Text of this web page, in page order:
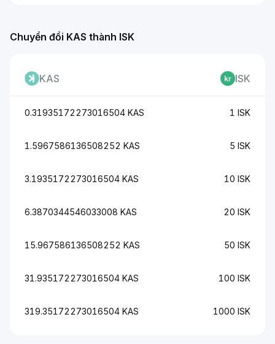
Chuyển đổi KAS thành ISK
KAS ISK
0.31935172273016504 KAS 1 ISK
1.5967586136508252 KAS 5 ISK
3.1935172273016504 KAS 10 ISK
6.3870344546033008 KAS 20 ISK
15.967586136508252 KAS 50 ISK
31.935172273016504 KAS 100 ISK
319.35172273016504 KAS 1000 ISK